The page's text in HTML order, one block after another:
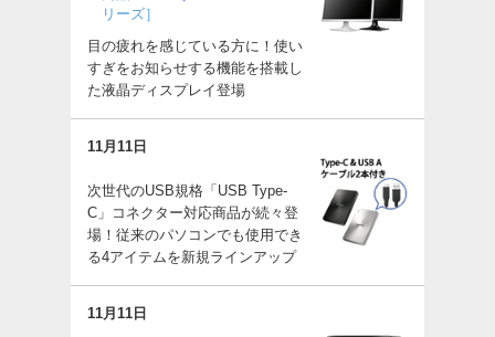
リーズ］
目の疲れを感じている方に！使い
すぎをお知らせする機能を搭載し
た液晶ディスプレイ登場
11月11日
次世代のUSB規格「USB Type-
C」コネクター対応商品が続々登
場！従来のパソコンでも使用でき
る4アイテムを新規ラインアップ
11月11日